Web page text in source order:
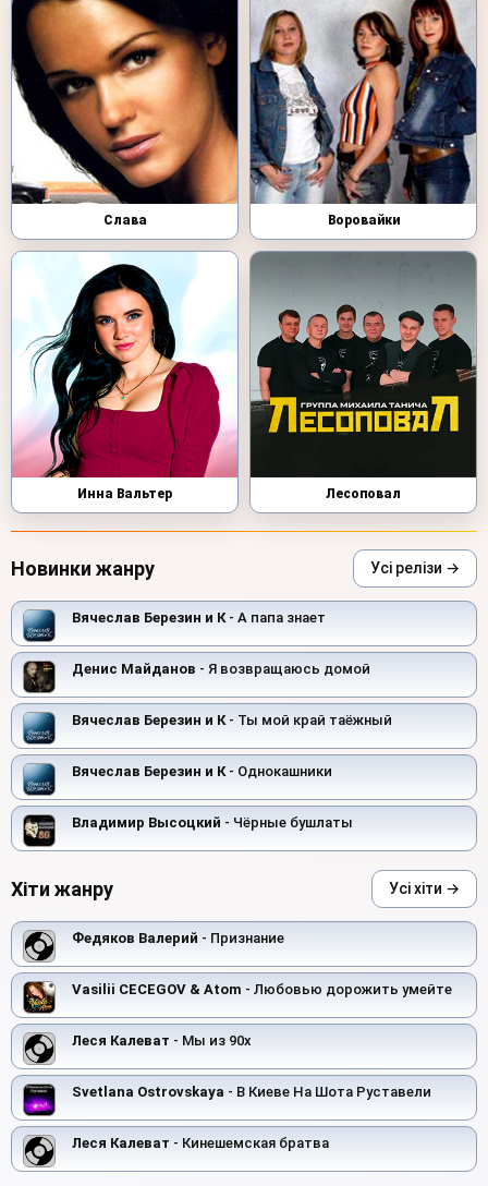
Слава Воровайки
Инна Вальтер Лесоповал
Новинки жанру Усі релізи →
Вячеслав Березин и К- А папа знает
Денис Майданов - Я возвращаюсь домой
Вячеслав Березин и К- Ты мой край таёжный
Вячеслав Березин и К- Однокашники
Владимир Высоцкий - Чёрные бушлаты
Хіти жанру Усі хіти →
Федяков Валерий - Признание
Vasilii CECEGOV & Atom - Любовью дорожить умейте
Леся Калеват - Мы из 90х
Svetlana Ostrovskaya - В Киеве На Шота Руставели
Леся Калеват - Кинешемская братва